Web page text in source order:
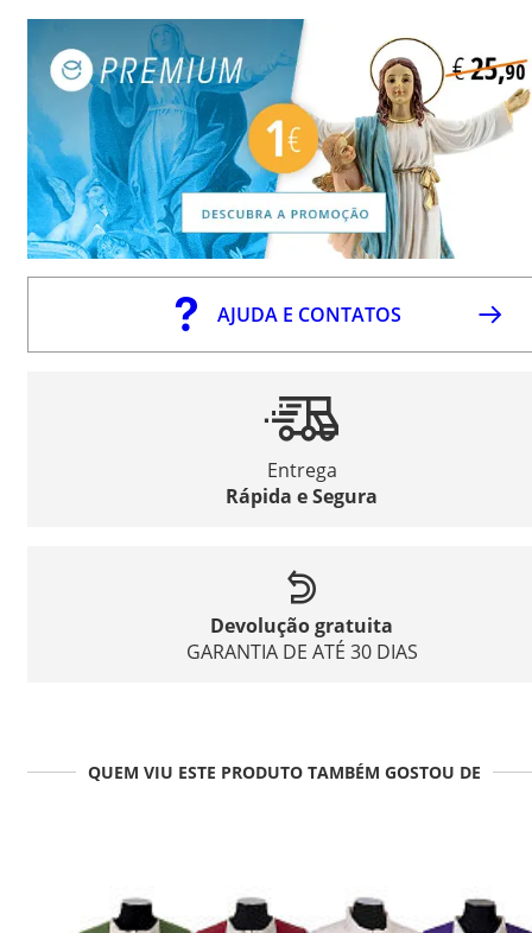
AJUDA E CONTATOS
Entrega
Rápida e Segura
Devolução gratuita
GARANTIA DE ATÉ 30 DIAS
QUEM VIU ESTE PRODUTO TAMBÉM GOSTOU DE